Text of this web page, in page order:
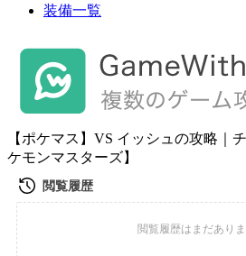
装備一覧
【ポケマス】VS イッシュの攻略｜
ケモンマスターズ】